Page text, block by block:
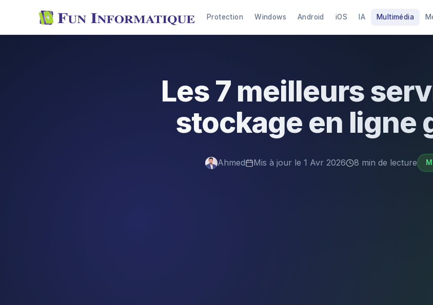
Protection Windows Android iOS IA Multimédia
Les 7 meilleurs
stockage en ligne
Ahmed Mis à jour le 1 Avr 2026 8 min de lecture